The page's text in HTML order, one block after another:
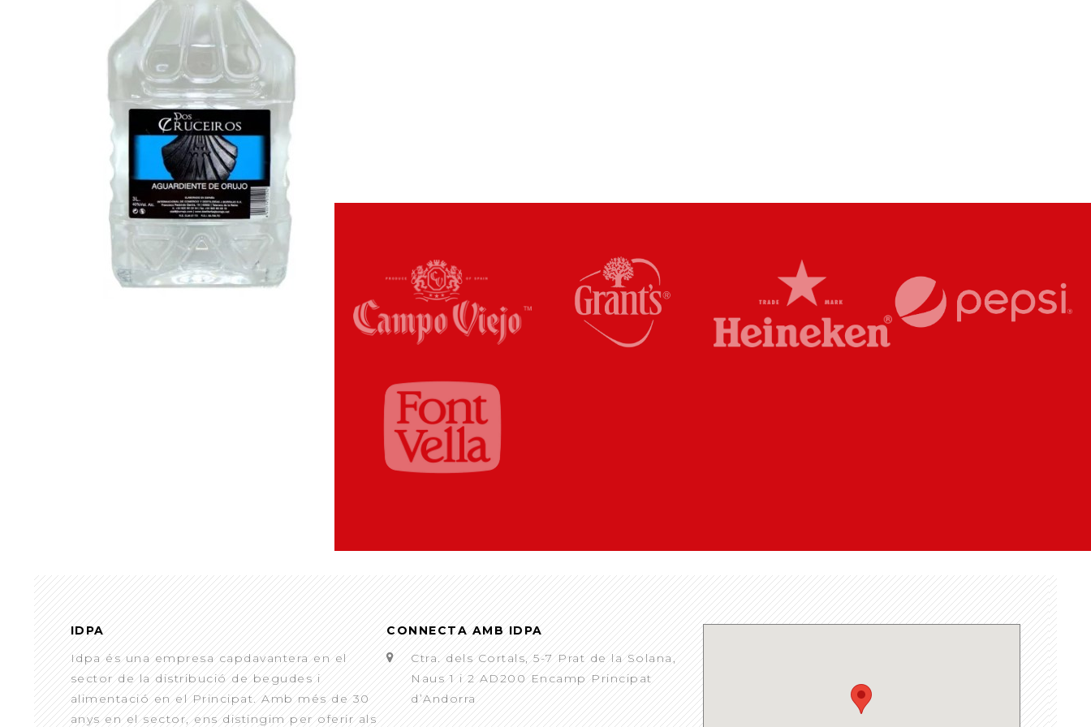
IDPA
Idpa és una empresa capdavantera en el
sector de la distribució de begudes i
alimentació en el Principat. Amb més de 30
anys en el sector, ens distingim per oferir als
CONNECTA AMB IDPA
Ctra. dels Cortals, 5-7 Prat de la Solana,
Naus 1 i 2 AD200 Encamp Principat
d’Andorra